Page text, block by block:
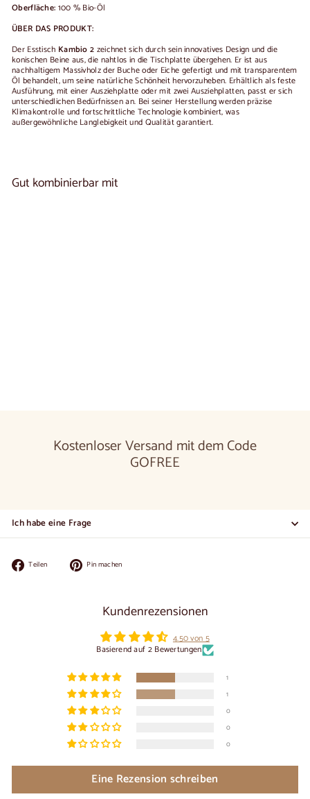
Oberfläche: 100 % Bio-Öl
ÜBER DAS PRODUKT:
Der Esstisch Kambio 2 zeichnet sich durch sein innovatives Design und die
konischen Beine aus, die nahtlos in die Tischplatte übergehen. Er ist aus
nachhaltigem Massivholz der Buche oder Eiche gefertigt und mit transparentem
Öl behandelt, um seine natürliche Schönheit hervorzuheben. Erhältlich als feste
Ausführung, mit einer Ausziehplatte oder mit zwei Ausziehplatten, passt er sich
unterschiedlichen Bedürfnissen an. Bei seiner Herstellung werden präzise
Klimakontrolle und fortschrittliche Technologie kombiniert, was
außergewöhnliche Langlebigkeit und Qualität garantiert.
Gut kombinierbar mit
Kostenloser Versand mit dem Code
GOFREE
Ich habe eine Frage
Teilen
Facebook
Pin machen
Kundenrezensionen
4.50 von 5
Basierend auf 2 Bewertungen
1
1
0
0
0
Eine Rezension schreiben